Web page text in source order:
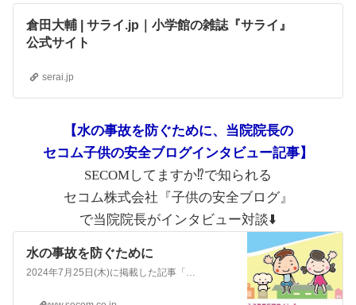
倉田大輔 | サライ.jp｜小学館の雑誌『サライ』
公式サイト
serai.jp
【水の事故を防ぐために、当院院長の
セコム子供の安全ブログインタビュー記事】
SECOMしてますか⁉️で知られる
セコム株式会社『子供の安全ブログ』
で当院院長がインタビュー対談⬇️
水の事故を防ぐために
2024年7月25日(木)に掲載した記事「水の事故を防ぐために」のページです。セコムが運営する「子どもの安全ブログ」では、「事故防止」についてたくさんの情報を配信しています。